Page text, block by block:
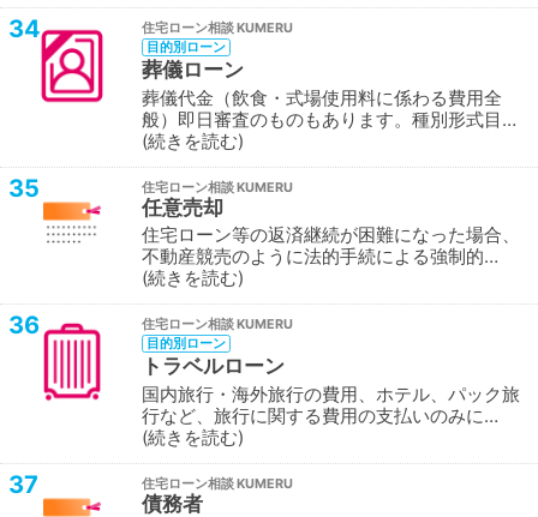
34
住宅ローン相談
目的別ローン
葬儀ローン
葬儀代金（飲食・式場使用料に係わる費用全
般）即日審査のものもあります。種別形式目…
続きを読む
35 住宅ローン相談
任意売却
住宅ローン等の返済継続が困難になった場合、
不動産競売のように法的手続による強制的…
続きを読む
36
住宅ローン相談
目的別ローン
トラベルローン
国内旅行・海外旅行の費用、ホテル、パック旅
行など、旅行に関する費用の支払いのみに…
続きを読む
37 住宅ローン相談
債務者